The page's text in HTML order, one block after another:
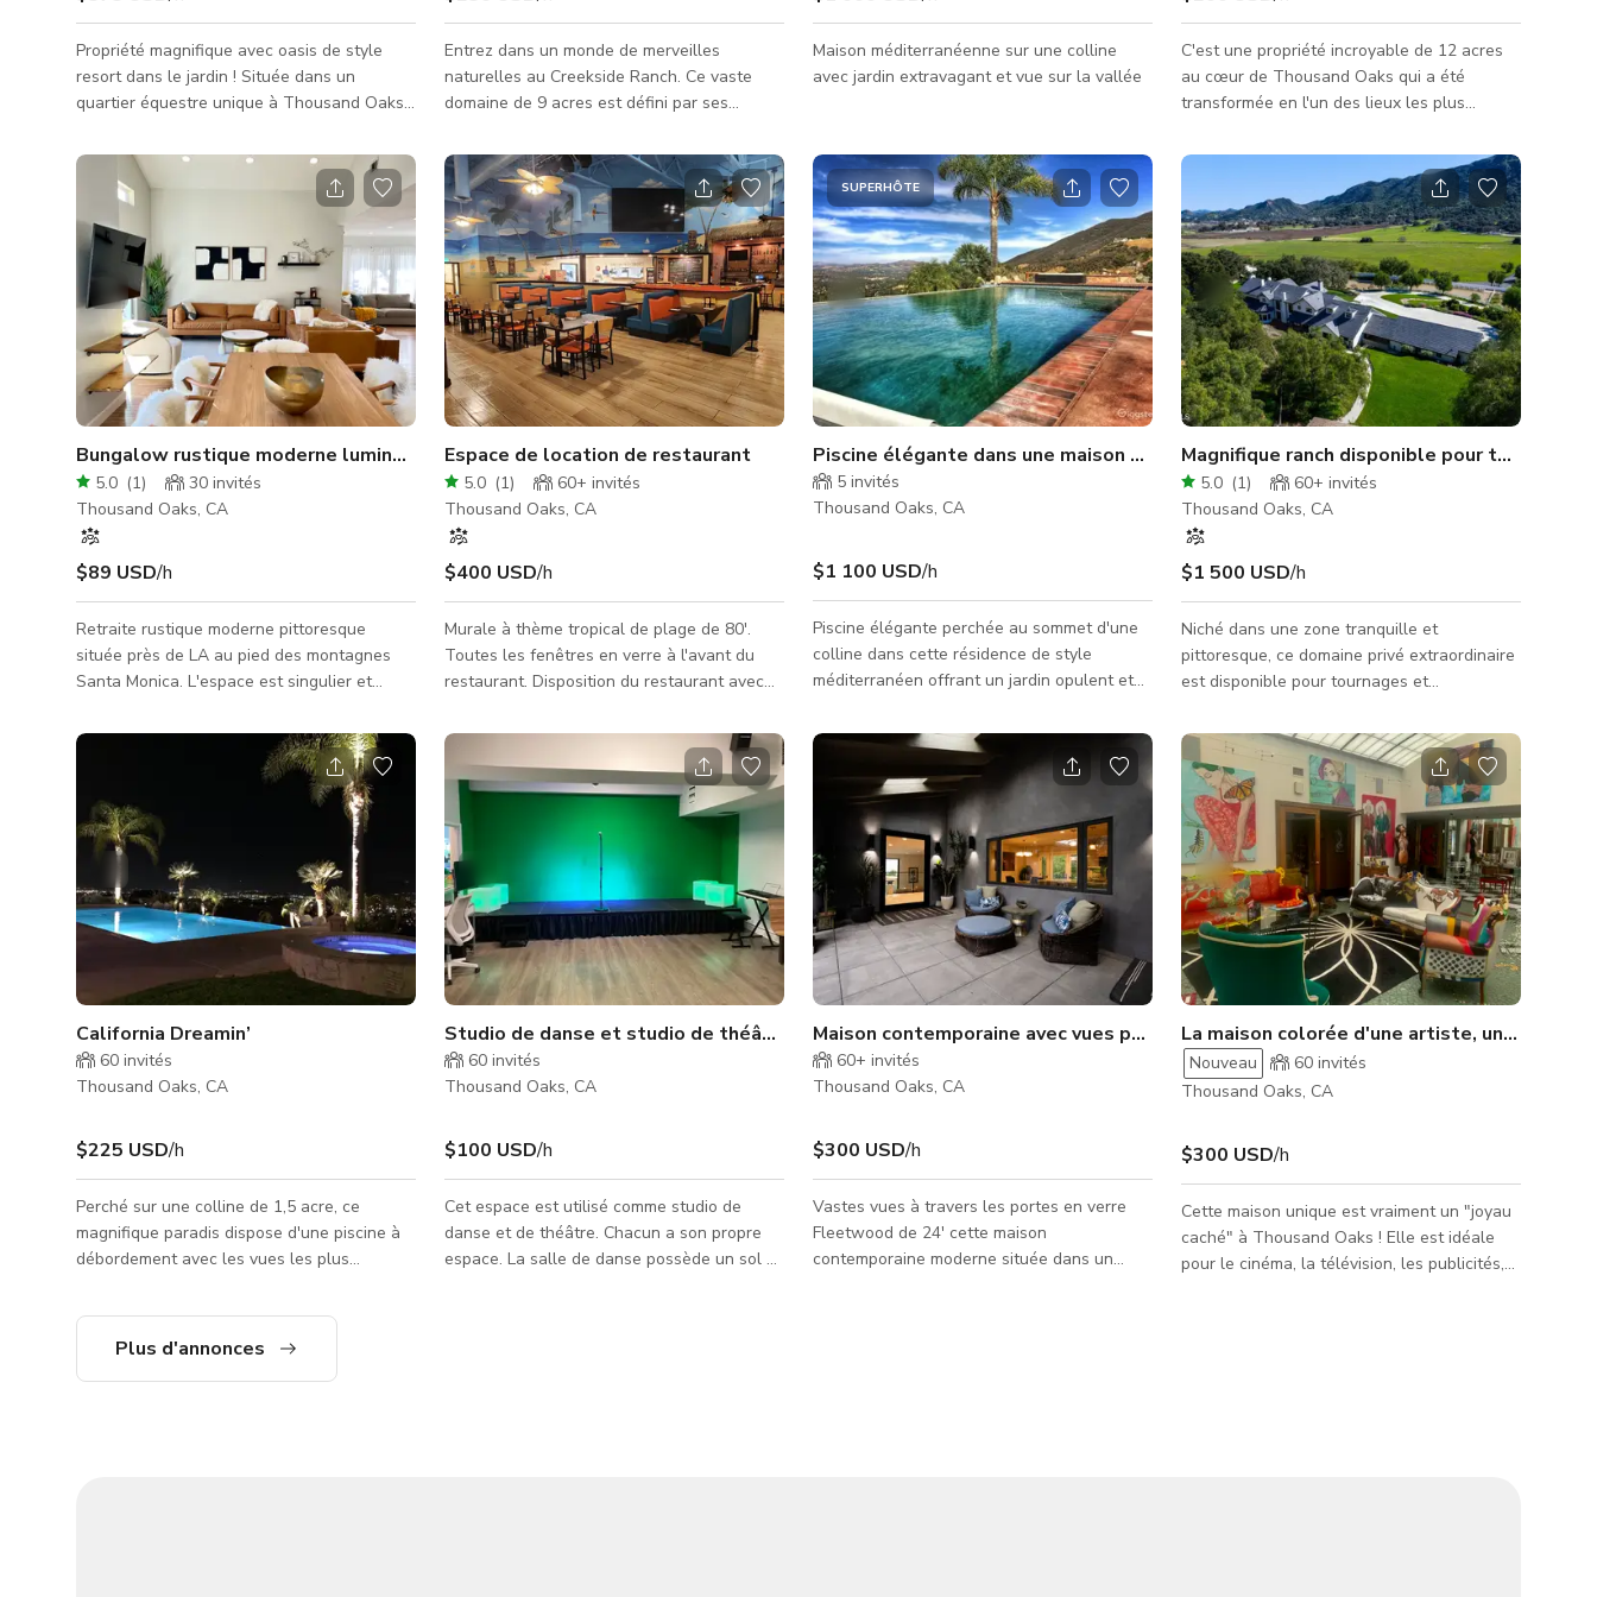
Propriété magnifique avec oasis de style
resort dans le jardin ! Située dans un
quartier équestre unique à Thousand Oaks.
étages avec des poutres de style queen et
un mur supérieur en pierre. La piscine
serpente dans la cour, sous 2 ponts
cascade, revenant au début qui possède
une étagère pebble-tec shamu et un spa
ainsi qu'une rivière paresseuse. Il y a une
cuisine extérieure couverte avec tout le
nécessaire pour recevoir entourée de
magnifi
Entrez dans un monde de merveilles
naturelles au Creekside Ranch. Ce vaste
domaine de 9 acres est défini par ses
sonore sereine d'un ruisseau saisonnier.
Que vous planifiez un mariage romantique
sous un dais de feuilles ou une célébration
à thème en pleine nature, notre paysage
polyvalent offre la parfaite « toile blanche »
avec une âme rustique et élégante. Nous
fournissons l'essentiel pour assurer le bon
déroulement de votre journée, nota
Maison méditerranéenne sur une colline
avec jardin extravagant et vue sur la vallée
C'est une propriété incroyable de 12 acres
au cœur de Thousand Oaks qui a été
transformée en l'un des lieux les plus
terre, de beaux arbres et un paysage qui
borde l'allée parfaitement éclairée la nuit.
Cette propriété à plusieurs niveaux est prête
pour tous types d'événements, petits et
grands. Un lieu parfait pour un mariage de
petite à moyenne taille !! Il y a une petite
maison confortable de plain-pied avec vue
sur les montagnes de
Bungalow rustique moderne lumineux et aéré sur la colline
5.0 (1) 30 invités
Thousand Oaks, CA
$89 USD/h
Retraite rustique moderne pittoresque
située près de LA au pied des montagnes
Santa Monica. L'espace est singulier et
salon, beaucoup de lumière naturelle et une
excellente circulation entre les espaces
intérieurs et extérieurs. Les espaces
intérieurs sont à la fois propres et modernes
mais avec des notes d'un bungalow rustique
du sud-ouest. Les espaces extérieurs sont
organisés en trois zones : la pelouse
d'entrée douce et verte, l'ambiance
Espace de location de restaurant
5.0 (1) 60+ invités
Thousand Oaks, CA
$400 USD/h
Murale à thème tropical de plage de 80'.
Toutes les fenêtres en verre à l'avant du
restaurant. Disposition du restaurant avec
banquettes. Grande cuisine avec trois zones
séparées et stockage. Salle de stockage et
bureau. Bar de plage/tiki de taille réelle
avec comptoir de bar. Patio avec accès
facile depuis l'intérieur du restaurant.
Éclairage de piste de danse et système
sonore. Comptoir de service/stand DJ.
Comptoir de service principal. Pl
SUPERHÔTE
Piscine élégante dans une maison méditerranéenne perchée au sommet d'une
5 invités
Thousand Oaks, CA
$1 100 USD/h
Piscine élégante perchée au sommet d'une
colline dans cette résidence de style
méditerranéen offrant un jardin opulent et
contrebas. La maison luxueuse propose un
espace extérieur extravagant et des vues
pittoresques sur la vallée. Capacité totale
de 100 personnes. Idéal pour fêtes et
événements !
Magnifique ranch disponible pour tournage
5.0 (1) 60+ invités
Thousand Oaks, CA
$1 500 USD/h
Niché dans une zone tranquille et
pittoresque, ce domaine privé extraordinaire
est disponible pour tournages et
centrale à 24 boxes, couvrant environ 17
000 pieds carrés, et une écurie au milieu
d'une vue montagneuse époustouflante.
L'installation équestre comprend une
carrière de dressage réglementaire, une
carrière de saut, un marcheur automatique,
un rond de longe, 3 boxes de pansage, 4
douches pour chevaux, 2 salles de bain avec
douches, 3 bur
California Dreamin’
60 invités
Thousand Oaks, CA
$225 USD/h
Perché sur une colline de 1,5 acre, ce
magnifique paradis dispose d'une piscine à
débordement avec les vues les plus
propres, sans smog, et des couchers de
soleil à couper le souffle font de cet endroit
photo, des clips musicaux, des baby
Studio de danse et studio de théâtre séparé avec scène
60 invités
Thousand Oaks, CA
$100 USD/h
Cet espace est utilisé comme studio de
danse et de théâtre. Chacun a son propre
espace. La salle de danse possède un sol à
Maison contemporaine avec vues panoramiques pour artistes
60+ invités
Thousand Oaks, CA
$300 USD/h
Vastes vues à travers les portes en verre
Fleetwood de 24' cette maison
contemporaine moderne située dans un
La maison colorée d'une artiste, un chef-
Nouveau 60 invités
Thousand Oaks, CA
$300 USD/h
Cette maison unique est vraiment un "joyau
caché" à Thousand Oaks ! Elle est idéale
pour le cinéma, la télévision, les publicités,
Plus d'annonces